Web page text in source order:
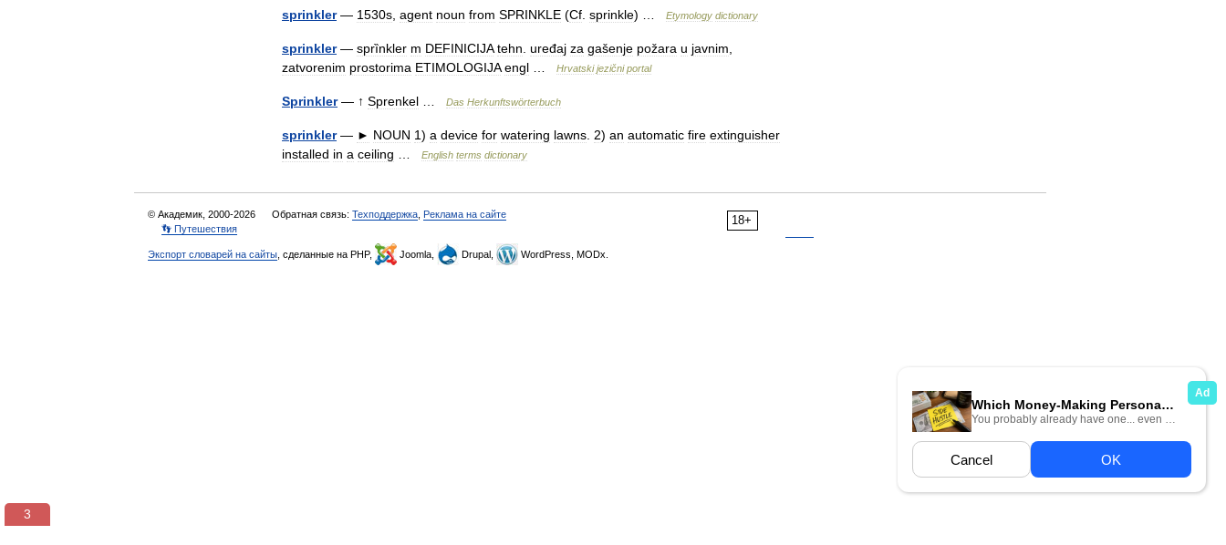
sprinkler— 1530s agent noun from SPRINKLE (Cf sprinkle) … Etymology dictionary
sprinkler— sprȉnkler m DEFINICIJA tehn uređaj za gašenje požara u javnim
zatvorenim prostorima ETIMOLOGIJA engl Hrvatski jezični portal
Sprinkler— ↑ Sprenkel Das Herkunftswörterbuch
sprinkler— ► NOUN 1) a device for watering lawns 2) an automatic fire extinguisher
installed in a ceiling English terms dictionary
18+
© Академик, 2000-2026 Обратная связь: Техподдержка Реклама на сайте
👣 Путешествия
Экспорт словарей на сайты , сделанные на PHP, Joomla, Drupal, WordPress, MODx.
3